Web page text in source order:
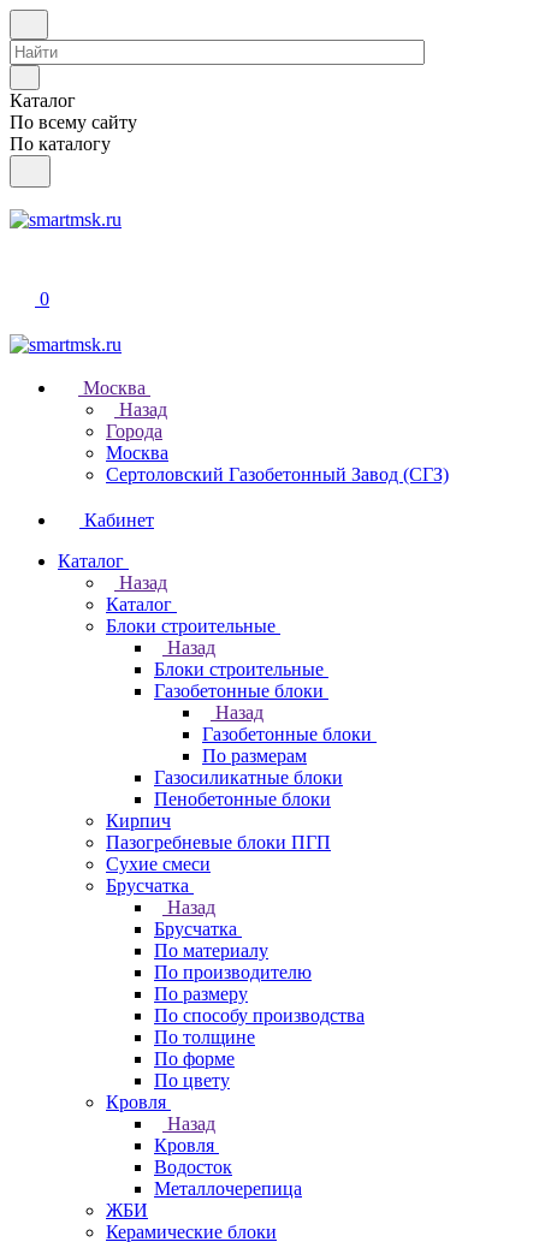
Каталог
По всему сайту
По каталогу
0
Москва
Назад
Города
Москва
Сертоловский Газобетонный Завод (СГЗ)
Кабинет
Каталог
Назад
Каталог
Блоки строительные
Назад
Блоки строительные
Газобетонные блоки
Назад
Газобетонные блоки
По размерам
Газосиликатные блоки
Пенобетонные блоки
Кирпич
Пазогребневые блоки ПГП
Сухие смеси
Брусчатка
Назад
Брусчатка
По материалу
По производителю
По размеру
По способу производства
По толщине
По форме
По цвету
Кровля
Назад
Кровля
Водосток
Металлочерепица
ЖБИ
Керамические блоки